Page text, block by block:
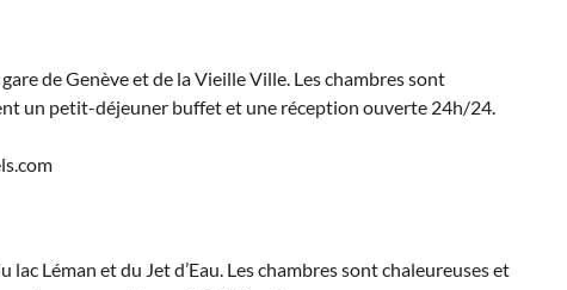
de Genève et de la Vieille Ville. Les chambres sont
un petit-déjeuner buffet et une réception ouverte 24h/24.
Léman et du Jet d’Eau. Les chambres sont chaleureuses et